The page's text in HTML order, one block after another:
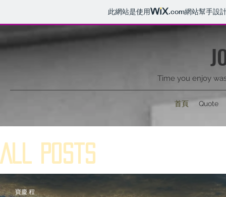
此網站是使用 .com網站幫手設
Time you enjoy
首頁 Quote
All Posts
寶慶 程